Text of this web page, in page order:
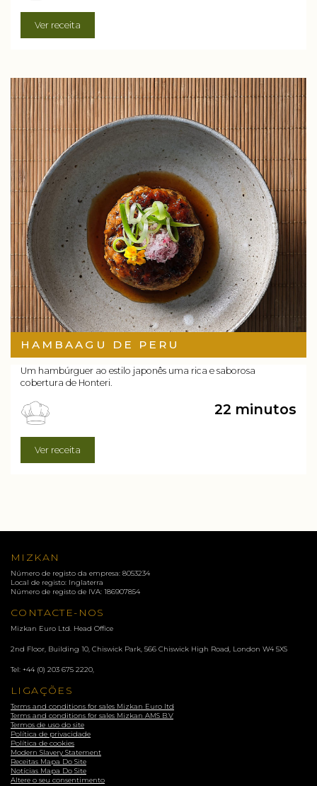
Ver receita
HAMBAAGU DE PERU
Um hambúrguer ao estilo japonês uma rica e saborosa
cobertura de Honteri.
22 minutos
Ver receita
MIZKAN
Número de registo da empresa: 8053234
Local de registo: Inglaterra
Número de registo de IVA: 186907854
CONTACTE-NOS
Mizkan Euro Ltd. Head Office
2nd Floor, Building 10, Chiswick Park, 566 Chiswick High Road, London W4 5XS
Tel: +44 (0) 203 675 2220,
LIGAÇÕES
Terms and conditions for sales Mizkan Euro ltd
Terms and conditions for sales Mizkan AMS B.V
Termos de uso do site
Política de privacidade
Política de cookies
Modern Slavery Statement
Receitas Mapa Do Site
Notícias Mapa Do Site
Altere o seu consentimento